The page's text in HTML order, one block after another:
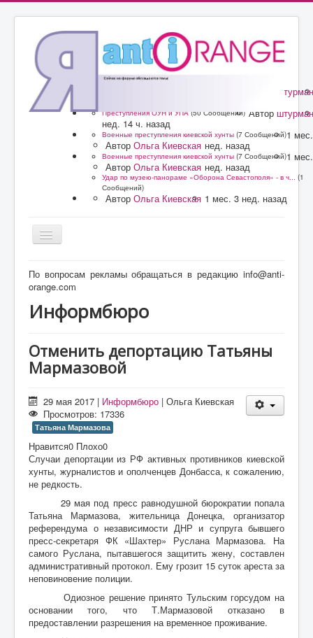
штурман
Преступления ОУН и УПА (50 Сообщений) Автор штурман
нед. 14 ч. назад
Военные преступления киевской хунты (7 Сообщений)
Автор Ольга Киевская
1
нед. назад
Военные преступления киевской хунты (7 Сообщений)
Автор Ольга Киевская
1
нед. назад
Удар по музею-панораме «Оборона Севастополя» - в ч...
(1
Сообщений)
Автор Ольга Киевская 1 мес. 3 нед. назад
Форум
О проекте
Литература
По вопросам рекламы обращаться в редакцию info@anti-
orange.com
Информбюро
Отменить депортацию Татьяны
Мармазовой
29 мая 2017 | Информбюро |Ольга Киевская
Просмотров: 17336
Татьяна Мармазова
Нравится0 Плохо0
Случаи депортации из РФ активных противников киевской
хунты, журналистов и ополченцев Донбасса, к сожалению,
не редкость.
29 мая под пресс равнодушной бюрократии попала
Татьяна Мармазова, жительница Донецка, организатор
референдума о независимости ДНР и супруга бывшего
пресс-секретаря ФК «Шахтер» Руслана Мармазова. На
самого Руслана, пытавшегося защитить жену, составлен
административный протокол. Ему грозит 15 суток ареста за
неповиновение полиции.
Одиозное решение принято Тульским горсудом на
основании того, что Т.Мармазовой отказано в
предоставлении разрешения на временное проживание.